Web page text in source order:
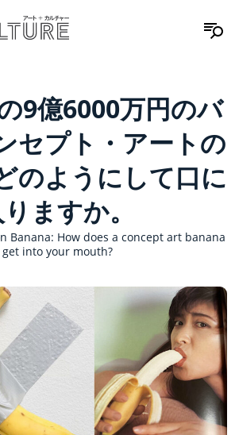
9億6000万円のバ
セプト・アートの
のようにして口に
ますか。
Banana: How does a concept art banana
get into your mouth?